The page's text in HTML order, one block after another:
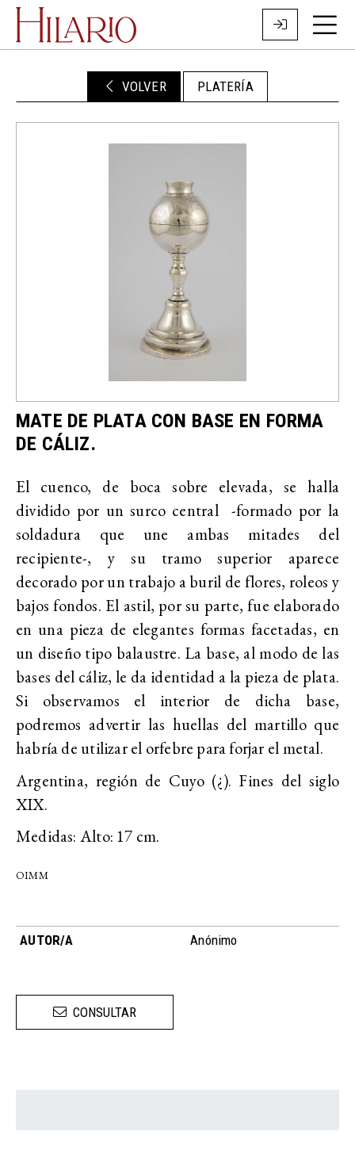
VOLVER PLATERÍA
MATE DE PLATA CON BASE EN FORMA
DE CÁLIZ.
El cuenco, de boca sobre elevada, se halla
dividido por un surco central -formado por la
soldadura que une ambas mitades del
recipiente-, y su tramo superior aparece
decorado por un trabajo a buril de flores, roleos y
bajos fondos. El astil, por su parte, fue elaborado
en una pieza de elegantes formas facetadas, en
un diseño tipo balaustre. La base, al modo de las
bases del cáliz, le da identidad a la pieza de plata.
Si observamos el interior de dicha base,
podremos advertir las huellas del martillo que
habría de utilizar el orfebre para forjar el metal.
Argentina, región de Cuyo (¿). Fines del siglo
XIX.
Medidas: Alto: 17 cm.
OIMM
AUTOR/A Anónimo
CONSULTAR